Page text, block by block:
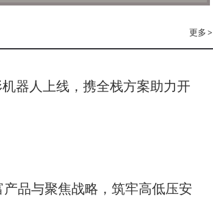
移动平台的CPU性能提升了4.5倍，GPU性能
放式世界的组合已成为移动游戏的主流。这一
版上原生支持虚幻引擎5.3，并提供全套骁龙至
级分辨率2.0让游戏在保持高画质的同时降低了
更多 >
器人上线，携全栈方案助力开
产品与聚焦战略，筑牢高低压安